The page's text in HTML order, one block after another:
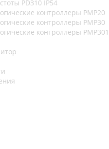
PD310 IP54
контроллеры PMP20
контроллеры PMP30
контроллеры PMP301